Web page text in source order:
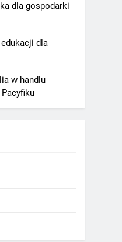
dla gospodarki
dla
w handlu